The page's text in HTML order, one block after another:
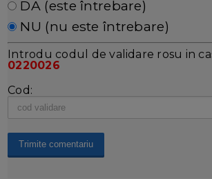
DA (este întrebare)
NU (nu este întrebare)
Introdu codul de validare rosu in
0220026
Cod: